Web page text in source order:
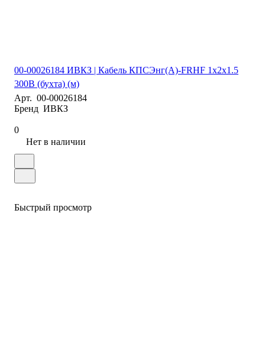
00-00026184 ИВКЗ | Кабель КПСЭнг(А)-FRHF 1х2х1.5
300В (бухта) (м)
Арт. 00-00026184
Бренд ИВКЗ
0
Нет в наличии
Быстрый просмотр